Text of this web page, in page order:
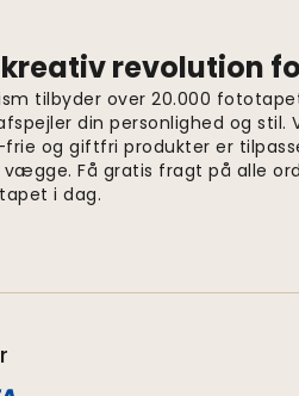
kreativ revolution
tilbyder over 20.000
din personlighed og stil.
frie og giftfri produkter er
vægge. Få gratis fragt på alle
i dag.